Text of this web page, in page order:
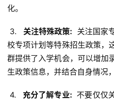
化。
3.
  关注特殊政策:
关注国家
校专项计划等特殊招生政策，
群提供了入学机会，可以增加
生政策信息，并结合自身情况
4.
  充分了解专业:
不要仅仅